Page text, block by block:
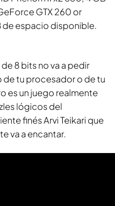
GTX 260 or
de espacio disponible.
8 bits no va a pedir
tu procesador o de tu
es un juego realmente
lógicos del
finés Arvi Teikari que
va a encantar.